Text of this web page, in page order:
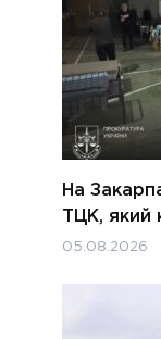
На
ТЦК, який
05.08.2026